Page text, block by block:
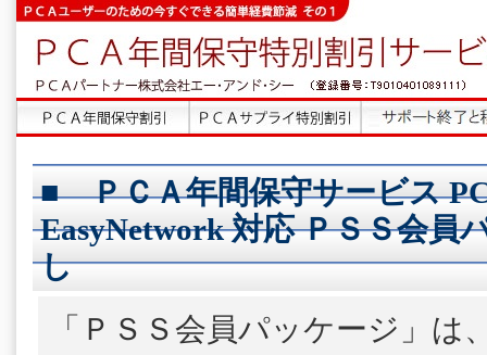
■ ＰＣＡ年間保守サービス
EasyNetwork 対応 ＰＳＳ会員
し
「ＰＳＳ会員パッケージ」は